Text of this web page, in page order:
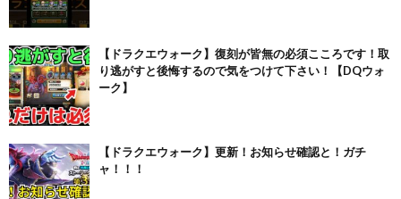
【ドラクエウォーク】復刻が皆無の必須こころです！取
り逃がすと後悔するので気をつけて下さい！【DQウォ
ーク】
【ドラクエウォーク】更新！お知らせ確認と！ガチ
ャ！！！